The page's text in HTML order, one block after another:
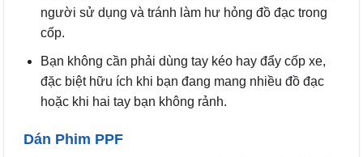
người sử dụng và tránh làm hư hỏng đồ đạc trong
cốp.
Bạn không cần phải dùng tay kéo hay đẩy cốp xe,
đặc biệt hữu ích khi bạn đang mang nhiều đồ đạc
hoặc khi hai tay bạn không rảnh.
Dán Phim PPF